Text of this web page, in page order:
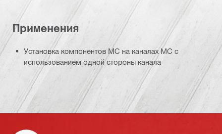
Применения
Установка компонентов MC на каналах MC с
использованием одной стороны канала